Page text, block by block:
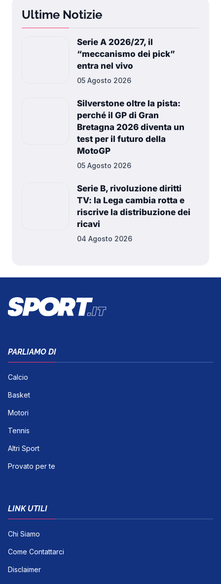
Ultime Notizie
Serie A 2026/27, il
“meccanismo dei pick”
entra nel vivo
05 Agosto 2026
Silverstone oltre la pista:
perché il GP di Gran
Bretagna 2026 diventa un
test per il futuro della
MotoGP
05 Agosto 2026
Serie B, rivoluzione diritti
TV: la Lega cambia rotta e
riscrive la distribuzione dei
ricavi
04 Agosto 2026
PARLIAMO DI
Calcio
Basket
Motori
Tennis
Altri Sport
Provato per te
LINK UTILI
Chi Siamo
Come Contattarci
Disclaimer